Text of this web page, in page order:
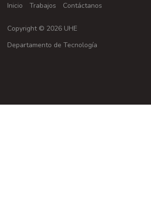
Inicio Trabajos Contáctanos
Copyright © 2026 UHE
Departamento de Tecnología